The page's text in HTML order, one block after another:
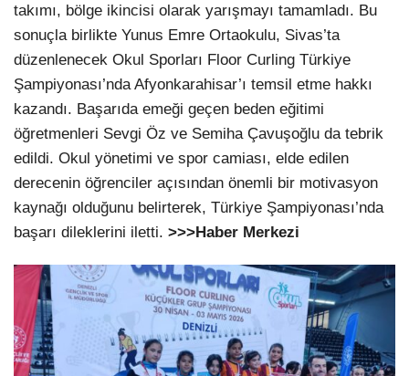
takımı, bölge ikincisi olarak yarışmayı tamamladı. Bu
sonuçla birlikte Yunus Emre Ortaokulu, Sivas’ta
düzenlenecek Okul Sporları Floor Curling Türkiye
Şampiyonası’nda Afyonkarahisar’ı temsil etme hakkı
kazandı. Başarıda emeği geçen beden eğitimi
öğretmenleri Sevgi Öz ve Semiha Çavuşoğlu da tebrik
edildi. Okul yönetimi ve spor camiası, elde edilen
derecenin öğrenciler açısından önemli bir motivasyon
kaynağı olduğunu belirterek, Türkiye Şampiyonası’nda
başarı dileklerini iletti. >>>Haber Merkezi